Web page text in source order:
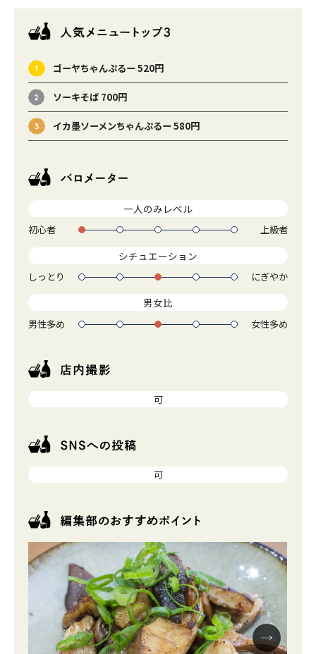
ゴーヤちゃんぷるー 520円
ソーキそば 700円
イカ墨ソーメンちゃんぷるー 580円
一人のみレベル
初心者 1 2 3 4 5 上級者
シチュエーション
しっとり 1 2 3 4 5 にぎやか
男女比
男性多め 1 2 3 4 5 女性多め
可
可